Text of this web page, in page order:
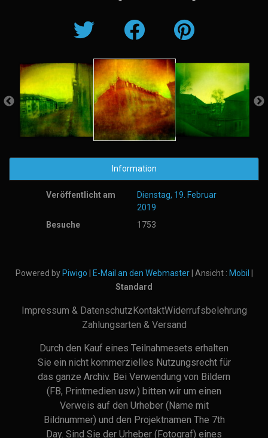
Information
Veröffentlicht am
Dienstag, 19. Februar
2019
Besuche
1753
Powered by Piwigo E-Mail an den Webmaster| Ansicht : Mobil
Standard
Impressum & DatenschutzKontaktWiderrufsbelehrung
Zahlungsarten & Versand
Durch den Kauf eines Teilnahmesets erhalten
Sie ein nicht kommerzielles Nutzungsrecht für
das ganze Archiv. Bei Verwendung von Bildern
(FB, Printmedien usw.) bitten wir um einen
Verweis auf den Urheber (Name mit
Bildnummer) und den Projektnamen The 7th
Day. Sind Sie der Urheber (Fotograf) eines